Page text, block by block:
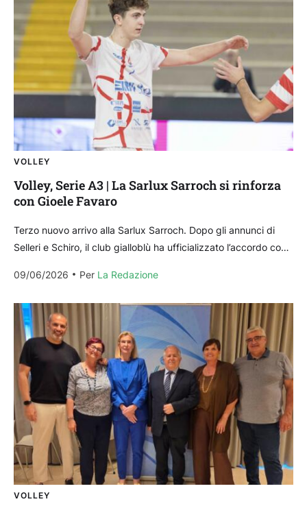
VOLLEY
Volley, Serie A3 | La Sarlux Sarroch si rinforza
con Gioele Favaro
Terzo nuovo arrivo alla Sarlux Sarroch. Dopo gli annunci di
Selleri e Schiro, il club gialloblù ha ufficializzato l’accordo con
09/06/2026
Per La Redazione
VOLLEY